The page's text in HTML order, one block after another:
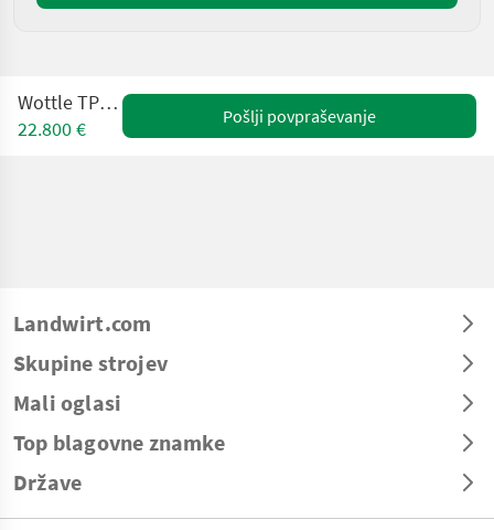
Wottle TPN 3000
22.800 €
Pošlji povpraševanje
Landwirt.com
Skupine strojev
Mali oglasi
Top blagovne znamke
Države